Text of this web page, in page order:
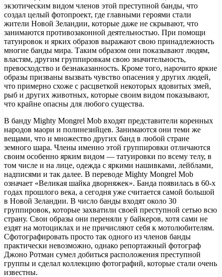
экзотическим видом членов этой преступной банды, что
создал целый фотопроект, где главными героями стали
жители Новой Зеландии, которые даже не скрывают, что
занимаются противозаконной деятельностью. При помощи
татуировок и ярких образов выражают свою принадлежность
многие банды мира. Таким образом они показывают людям,
властям, другим группировкам свою значительность,
превосходство и безнаказанность. Кроме того, нарочито яркие
образы призваны вызвать чувство опасения у других людей,
что примерно схоже с расцветкой некоторых ядовитых змей,
рыб и других животных, которые своим видом показывают,
что крайне опасны для любого существа.
В банду Mighty Mongrel Mob входят представители коренных
народов маори и полинезийцев. Занимаются они теми же
вещами, что и множество других банд в любой стране
земного шара. Члены именно этой группировки отличаются
своим особенно ярким видом — татуировки по всему телу, в
том числе и на лице, одежда с яркими нашивками, лейблами,
надписями и так далее. В переводе Mighty Mongrel Mob
означает «Великая шайка дворняжек». Банда появилась в 60-х
годах прошлого века, а сегодня уже считается самой большой
в Новой Зеландии. В число банды входят около 30
группировок, которые захватили своей преступной сетью всю
страну. Свои образы они переняли у байкеров, хотя сами не
ездят на мотоциклах и не причисляют себя к мотолюбителям.
Сфотографировать просто так одного из членов банды
практически невозможно, однако репортажный фотограф
Джоно Ротман сумел добиться расположения преступной
группы и сделал коллекцию фотографий, которые стали очень
известны.